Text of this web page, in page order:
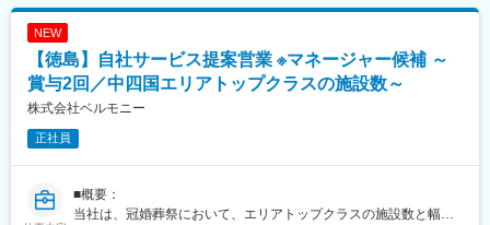
■当ポジションの魅力：
・1日最大2組の貸切ウェディングを担当し、新郎新婦やゲストの
・エリア統括マネージャーや、ウェディングプランナー、本社機
能（企画・マーケ・管理部門等）など幅広いキャリアが開けてい
固定手当を含めた表記です。
NEW
【徳島】自社サービス提案営業 ※マネージャー候補 ～
賞与2回／中四国エリアトップクラスの施設数～
株式会社ベルモニー
正社員
■概要：
当社は、冠婚葬祭において、エリアトップクラスの施設数と幅広